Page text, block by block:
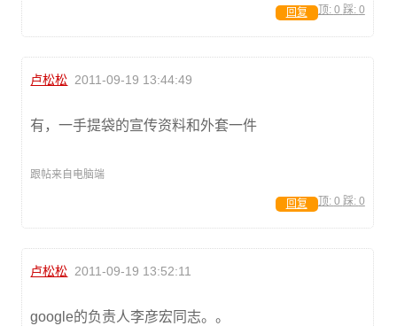
顶: 0 踩: 0
回复
卢松松 2011-09-19 13:44:49
有，一手提袋的宣传资料和外套一件
跟帖来自电脑端
顶: 0 踩: 0
回复
卢松松 2011-09-19 13:52:11
google的负责人李彦宏同志。。